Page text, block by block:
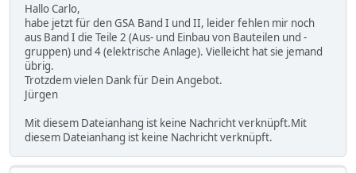
Hallo Carlo,
habe jetzt für den GSA Band I und II, leider fehlen mir noch
aus Band I die Teile 2 (Aus- und Einbau von Bauteilen und -
gruppen) und 4 (elektrische Anlage). Vielleicht hat sie jemand
übrig.
Trotzdem vielen Dank für Dein Angebot.
Jürgen
Mit diesem Dateianhang ist keine Nachricht verknüpft.Mit
diesem Dateianhang ist keine Nachricht verknüpft.